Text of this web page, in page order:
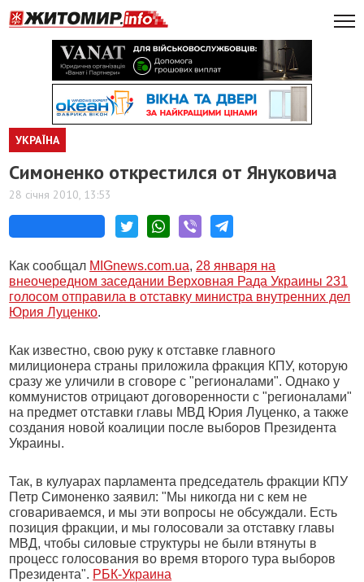
УКРАЇНА
Симоненко открестился от Януковича
28 січня 2010, 13:53
Как сообщал MIGnews.com.ua, 28 января на
внеочередном заседании Верховная Рада Украины 231
голосом отправила в отставку министра внутренних дел
Юрия Луценко.
Как известно, свою руку к отставке главного
милиционера страны приложила фракция КПУ, которую
сразу же уличили в сговоре с "регионалами". Однако у
коммунистов отрицают договоренности с "регионалами"
на предмет отставки главы МВД Юрия Луценко, а также
создания новой коалиции после выборов Президента
Украины.
Так, в кулуарах парламента председатель фракции КПУ
Петр Симоненко заявил: "Мы никогда ни с кем не
сговариваемся, и мы эти вопросы не обсуждали. Есть
позиция фракции, и мы голосовали за отставку главы
МВД, чтобы силовые структуры не были втянуты в
процесс голосования во время второго тура выборов
Президента". РБК-Украина